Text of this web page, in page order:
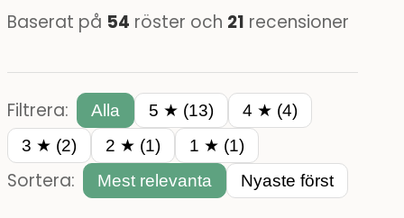
Baserat på 54 röster och 21 recensioner
Filtrera: Alla 5 ★ (13)
4 ★ (4)
3 ★ (2)
2 ★ (1) 1 ★ (1)
Sortera: Mest relevanta Nyaste först